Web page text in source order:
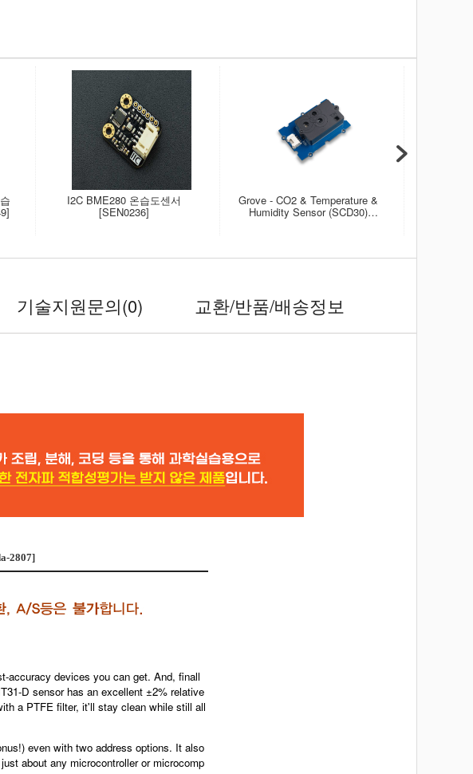
I2C BME280 온습도센서
[SEN0236]
Grove - CO2 & Temperature &
Humidity Sensor (SCD30)
[101020634]
기술지원문의(0) 교환/반품/배송정보
2807]
accuracy devices you can get. And, finall
D sensor has an excellent ±2% relative
a PTFE filter, it'll stay clean while still all
even with two address options. It also
about any microcontroller or microcomp